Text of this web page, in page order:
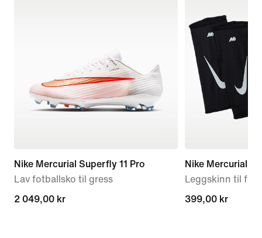
Nike Mercurial Superfly 11 Pro
Lav fotballsko til gress
2 049,00 kr
2 049,00 kr
Nike Mercurial
Leggskinn til
399,00 kr
399,00 kr